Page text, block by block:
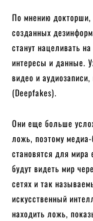
По мнению докторши,
созданных
станут нацеливать
интересы и данные.
видео и
(Deepfakes).
Они еще больше
ложь, поэтому
становятся для
будут видеть мир
сетях и так
искусственный
находить ложь,